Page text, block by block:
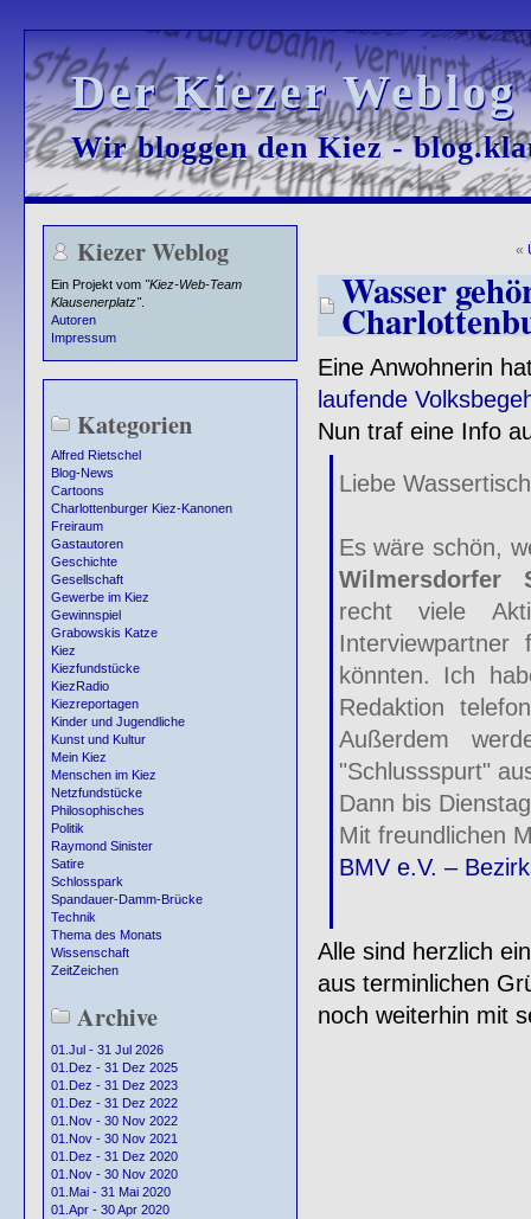
Der Kiezer
Der Kiezer
Wir bloggen den Kiez -
Wir bloggen den Kiez -
Kiezer Weblog
Ein Projekt vom "Kiez-Web-Team
Klausenerplatz".
Autoren
Impressum
Kategorien
Alfred Rietschel
Blog-News
Cartoons
Charlottenburger Kiez-Kanonen
Freiraum
Gastautoren
Geschichte
Gesellschaft
Gewerbe im Kiez
Gewinnspiel
Grabowskis Katze
Kiez
Kiezfundstücke
KiezRadio
Kiezreportagen
Kinder und Jugendliche
Kunst und Kultur
Mein Kiez
Menschen im Kiez
Netzfundstücke
Philosophisches
Politik
Raymond Sinister
Satire
Schlosspark
Spandauer-Damm-Brücke
Technik
Thema des Monats
Wissenschaft
ZeitZeichen
Archive
01.Jul - 31 Jul 2026
01.Dez - 31 Dez 2025
01.Dez - 31 Dez 2023
01.Dez - 31 Dez 2022
01.Nov - 30 Nov 2022
01.Nov - 30 Nov 2021
01.Dez - 31 Dez 2020
01.Nov - 30 Nov 2020
01.Mai - 31 Mai 2020
01.Apr - 30 Apr 2020
«
Wasser
Eine Anwohnerin
laufende
Nun traf eine Info
Liebe
Es wäre schön,
Wilmersdorfer
recht viele
könnten. Ich
Redaktion
Außerdem
"Schlussspurt"
Dann bis
Mit freundlichen
BMV e.V. –
Alle sind herzlich
aus terminlichen
noch weiterhin mit